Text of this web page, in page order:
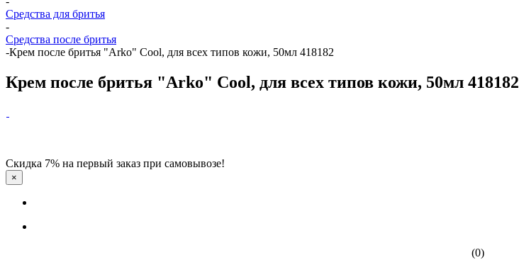
Средства для бритья
-
Средства после бритья
-Крем после бритья "Arko" Cool, для всех типов кожи, 50мл 418182
Крем после бритья "Arko" Cool, для всех типов кожи, 50мл 418182
Скидка 7% на первый заказ при самовывозе!
×
(0)